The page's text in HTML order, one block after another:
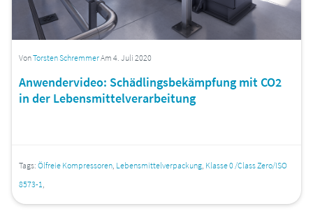
VonTorsten SchremmerAm 4. Juli 2020
Anwendervideo: Schädlingsbekämpfung mit CO2
in der Lebensmittelverarbeitung
Tags: Ölfreie Kompressoren, Lebensmittelverpackung, Klasse 0 /Class Zero/ISO
8573-1,